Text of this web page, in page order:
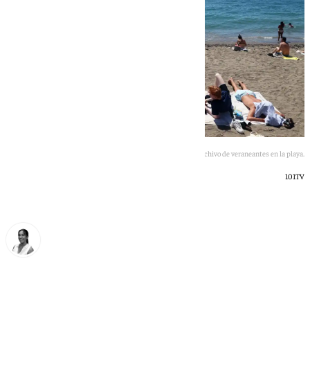
Imagen de archivo de veraneantes en la playa.
101TV